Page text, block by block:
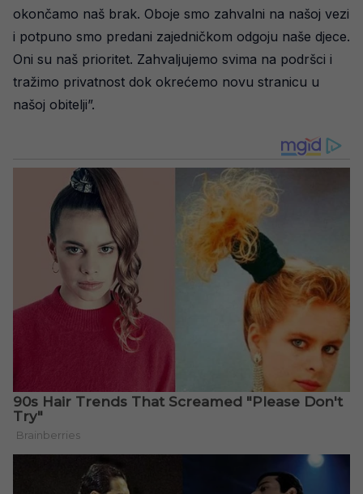
okončamo naš brak. Oboje smo zahvalni na našoj vezi
i potpuno smo predani zajedničkom odgoju naše djece.
Oni su naš prioritet. Zahvaljujemo svima na podršci i
tražimo privatnost dok okrećemo novu stranicu u
našoj obitelji”.